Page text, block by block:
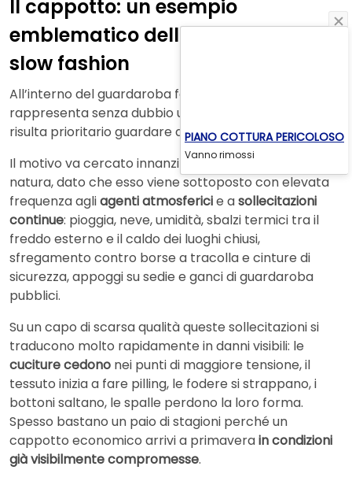
Il cappotto: un esempio
emblematico dell’impatto dello
slow fashion
All’interno del guardaroba femminile, il
rappresenta senza dubbio uno di quei capi per cui
risulta prioritario guardare allo slow fashion.
Il motivo va cercato innanzitutto nella sua stessa
natura, dato che esso viene sottoposto con elevata
frequenza agliagenti atmosfericie asollecitazioni
continue: pioggia, neve, umidità, sbalzi termici tra il
freddo esterno e il caldo dei luoghi chiusi,
sfregamento contro borse a tracolla e cinture di
sicurezza, appoggi su sedie e ganci di guardaroba
pubblici.
Su un capo di scarsa qualità queste sollecitazioni si
traducono molto rapidamente in danni visibili: le
cuciture cedono nei punti di maggiore tensione, il
tessuto inizia a fare pilling, le fodere si strappano, i
bottoni saltano, le spalle perdono la loro forma.
Spesso bastano un paio di stagioni perché un
cappotto economico arrivi a primaverain condizioni
già visibilmente compromesse.
PIANO COTTURA PERICOLOSO
Vanno rimossi